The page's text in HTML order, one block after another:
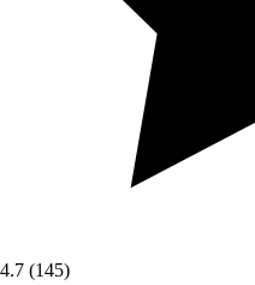
4.7 (145)